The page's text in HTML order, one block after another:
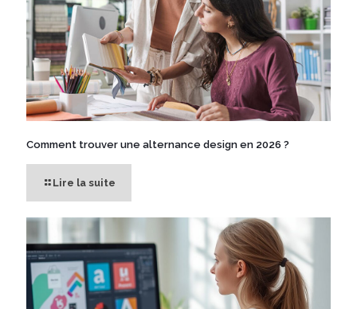
Comment trouver une alternance design en 2026 ?
Lire la suite